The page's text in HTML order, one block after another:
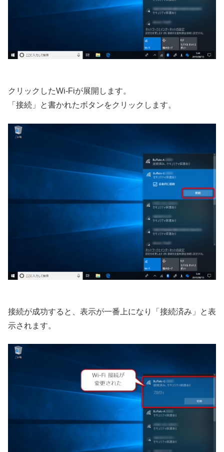
クリックしたWi-Fiが展開します。
「接続」と書かれたボタンをクリックします。
接続が成功すると、表示が一番上になり「接続済み」と表
示されます。